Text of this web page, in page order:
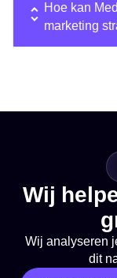
Hoe kan
marketing
Wij
Wij analyseren
dit